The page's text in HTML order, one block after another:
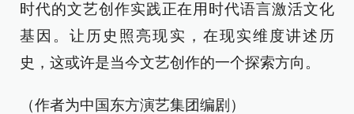
时代的文艺创作实践正在用时代语言激活文化
基因。让历史照亮现实，在现实维度讲述历
史，这或许是当今文艺创作的一个探索方向。
（作者为中国东方演艺集团编剧）